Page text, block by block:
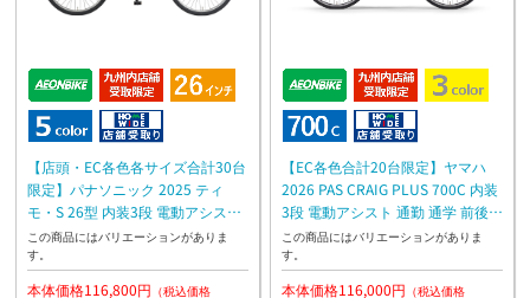
【店頭・EC各色各サイズ合計30台
限定】パナソニック 2025 ティ
モ・S 26型 内装3段 電動アシスト
通勤 通学 お買い物 坂道ラクラク
この商品にはバリエーションがありま
す。
本体価格116,800円 （税込価格
【EC各色合計20台限定】ヤマハ
2026 PAS CRAIG PLUS 700C 内装
3段 電動アシスト 通勤 通学 前後泥
よけ付き
この商品にはバリエーションがありま
す。
本体価格116,000円 （税込価格